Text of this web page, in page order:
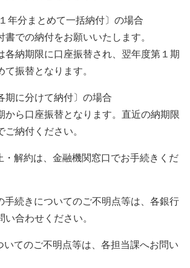
分まとめて一括納付〕の場合
での納付をお願いいたします。
納期限に口座振替され、翌年度第１期
振替となります。
に分けて納付〕の場合
ら口座振替となります。直近の納期限
納付ください。
・解約は、金融機関窓口でお手続きくだ
手続きについてのご不明点等は、各銀行
合わせください。
いてのご不明点等は、各担当課へお問い